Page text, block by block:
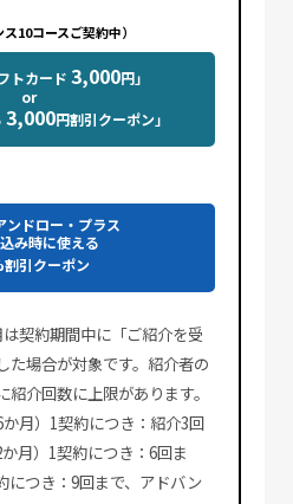
10コースご契約中）
トカード 3,000円」
or
3,000円割引クーポン」
ンドロー・プラス
み時に使える
引クーポン
契約期間中に「ご紹介を受
た場合が対象です。紹介者の
介回数に上限があります。
月）1契約につき：紹介3回
月）1契約につき：6回ま
につき：9回まで、アドバン